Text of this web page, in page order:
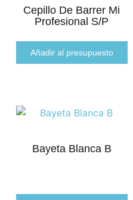
Cepillo De Barrer Mi
Profesional S/p
Añadir al presupuesto
Bayeta Blanca B